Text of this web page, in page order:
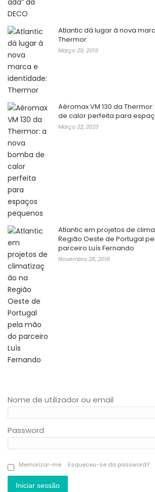
Atlantic dá lugar à nova
Thermor
Março 29, 2019
Aéromax VM 130 da
de calor perfeita para
Março 22, 2023
Atlantic em projetos de
Região Oeste de Portugal
parceiro Luís Fernando
Novembro 28, 2018
Nome de utilizador ou email
Password
Memorizar-me Esqueceu-se da password?
Iniciar sessão